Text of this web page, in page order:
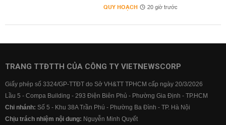
QUY HOẠCH 20 giờ trước
TRANG TTĐTTH CỦA CÔNG TY VIETNEWSCORP
Giấy phép số 3324/GP-TTĐT do Sở VH&TT TPHCM cấp ngày 20/3/2026
Lầu 5 - Compa Building - 293 Điện Biên Phủ - Phường Gia Định - TP.HCM
Chi nhánh: Số 5 - Khu 38A Trần Phú - Phường Ba Đình - TP. Hà Nội
Chịu trách nhiệm nội dung: Nguyễn Minh Quyết